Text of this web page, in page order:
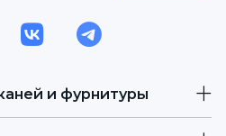
и фурнитуры